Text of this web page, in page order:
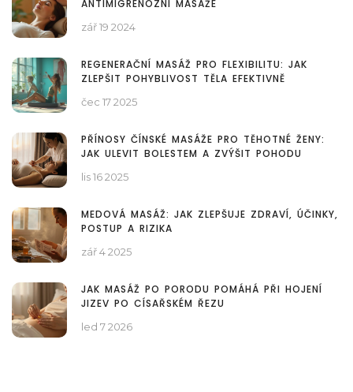
ANTIMIGRENÓZNÍ MASÁŽE
zář 19 2024
REGENERAČNÍ MASÁŽ PRO FLEXIBILITU: JAK
ZLEPŠIT POHYBLIVOST TĚLA EFEKTIVNĚ
čec 17 2025
PŘÍNOSY ČÍNSKÉ MASÁŽE PRO TĚHOTNÉ ŽENY:
JAK ULEVIT BOLESTEM A ZVÝŠIT POHODU
lis 16 2025
MEDOVÁ MASÁŽ: JAK ZLEPŠUJE ZDRAVÍ, ÚČINKY,
POSTUP A RIZIKA
zář 4 2025
JAK MASÁŽ PO PORODU POMÁHÁ PŘI HOJENÍ
JIZEV PO CÍSAŘSKÉM ŘEZU
led 7 2026